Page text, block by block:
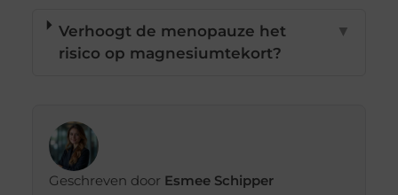
Verhoogt de menopauze het
risico op magnesiumtekort?
▼
Geschreven door Esmee Schipper